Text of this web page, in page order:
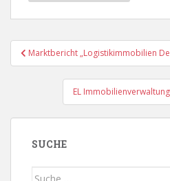
Beitragsnavigation
Marktbericht „Logistikimmobilien
EL
SUCHE
Suche